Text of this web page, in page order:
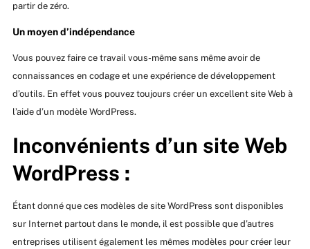
partir de zéro.
Un moyen d’indépendance
Vous pouvez faire ce travail vous-même sans même avoir de
connaissances en codage et une expérience de développement
d’outils. En effet vous pouvez toujours créer un excellent site Web à
l’aide d’un modèle WordPress.
Inconvénients d’un site Web
WordPress :
Étant donné que ces modèles de site WordPress sont disponibles
sur Internet partout dans le monde, il est possible que d’autres
entreprises utilisent également les mêmes modèles pour créer leur